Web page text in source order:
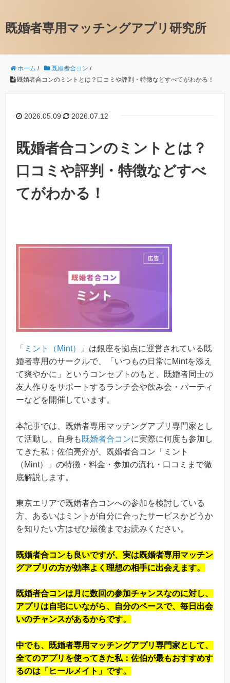
既婚者専用マッチングアプリ研究所
ホーム / 既婚者合コン /
既婚者合コンのミントとは？口コミや評判・特徴などすべてがわかる！
2026.05.09 2026.07.12
既婚者合コンのミントとは？
口コミや評判・特徴などすべ
てがわかる！
「 ミント（Mint）
」は銀座を拠点に運営されている既
婚者専用のサークルで、「いつもの日常にMintを添え
て爽やかに」というコンセプトのもと、既婚者同士の
友人作りをサポートするランチ会や飲み会・パーティ
ーなどを開催しています。
本記事では、既婚者専用マッチングアプリ専門家とし
て活動し、自身も 既婚者合コンに実際に何度も参加し
てきた私：佐伯亮介が、既婚者合コン「ミント
（Mint）」の特徴・料金・参加の流れ・口コミまで徹
底解説します。
東京エリアで既婚者合コンへの参加を検討している
方、あるいはミントが自分に合ったサービスかどうか
を知りたい方はぜひ最後までお読みください。
既婚者合コンも良いですが、実は既婚者専用マッチン
グアプリの方が効率よく理想の相手に出会えます。
既婚者合コンは月に数回の参加チャンスなのに対し、
アプリは自宅にいながら、自分のペースで、毎日出会
いのチャンスがあるからです。
中でも、既婚者専用マッチングアプリ専門家として、
全てのアプリを使ってきた私：佐伯が最もおすすめす
るのは「ヒールメイト」です。